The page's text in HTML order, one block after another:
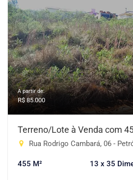
A partir de:
R$ 85.000
Terreno/Lote à Venda com
Rua Rodrigo Cambará, 06 -
455 M² 13 x 35